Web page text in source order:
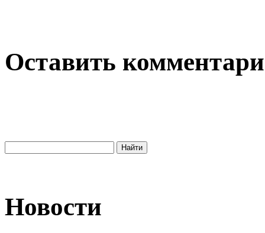
Оставить
Новости